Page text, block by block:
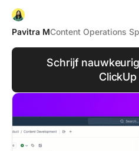
Pavitra MContent Operations
Schrijf
ClickUp